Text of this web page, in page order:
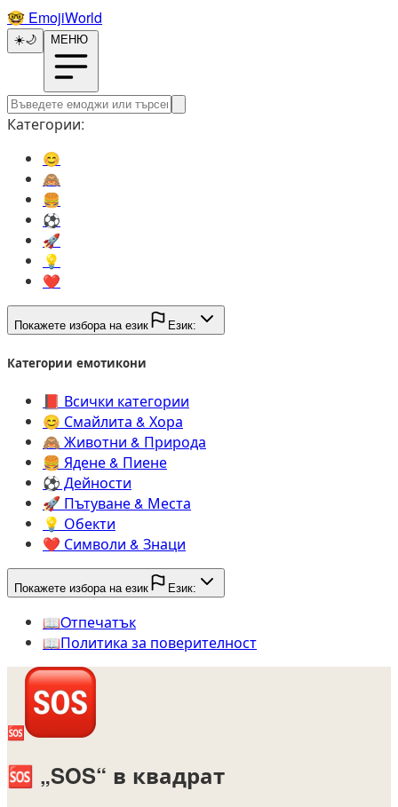
🤓️ EmojiWorld
☀️🌙 МЕНЮ
Категории:
😊️
🙈️
🍔️
⚽️
🚀️
💡️
❤️
Покажете избора на език Език:
Категории емотикони
📕️ Всички категории
😊️ Смайлита & Хора
🙈️ Животни & Природа
🍔️ Ядене & Пиене
⚽️ Дейности
🚀️ Пътуване & Места
💡️ Обекти
❤️ Символи & Знаци
Покажете избора на език Език:
📖️Oтпечатък
📖️Политика за поверителност
🆘
🆘 „SOS“ в квадрат